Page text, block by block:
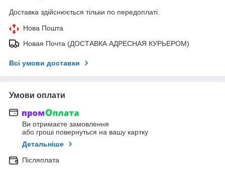
Доставка здійснюється тільки по передоплаті.
Нова Пошта
Новая Почта (ДОСТАВКА АДРЕСНАЯ КУРЬЕРОМ)
Всі умови доставки
Умови оплати
Ви отримаєте замовлення
або гроші повернуться на вашу картку
Детальніше
Післяплата